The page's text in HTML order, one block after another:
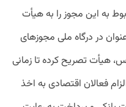
به این مجوز را به هیأت
در درگاه ملی مجوزهای
تصریح کرده تا زمانی
فعالان اقتصادی به اخذ